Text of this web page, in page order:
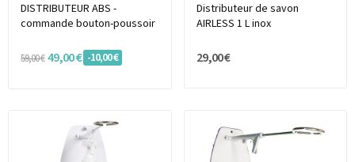
DISTRIBUTEUR ABS -
commande bouton-poussoir
59,00 € 49,00 € -10,00 €
Distributeur de savon
AIRLESS 1 L inox
29,00 €